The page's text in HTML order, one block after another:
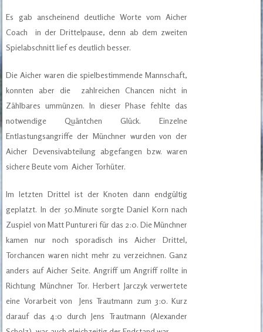
Es gab anscheinend deutliche Worte vom Aicher
Coach in der Drittelpause, denn ab dem zweiten
Spielabschnitt lief es deutlich besser.
Die Aicher waren die spielbestimmende Mannschaft,
konnten aber die zahlreichen Chancen nicht in
Zählbares ummünzen. In dieser Phase fehlte das
notwendige Quäntchen Glück. Einzelne
Entlastungsangriffe der Münchner wurden von der
Aicher Devensivabteilung abgefangen bzw. waren
sichere Beute vom Aicher Torhüter.
Im letzten Drittel ist der Knoten dann endgültig
geplatzt. In der 50.Minute sorgte Daniel Korn nach
Zuspiel von Matt Puntureri für das 2:0. Die Münchner
kamen nur noch sporadisch ins Aicher Drittel,
Torchancen waren nicht mehr zu verzeichnen. Ganz
anders auf Aicher Seite. Angriff um Angriff rollte in
Richtung Münchner Tor. Herbert Jarczyk verwertete
eine Vorarbeit von Jens Trautmann zum 3:0. Kurz
darauf das 4:0 durch Jens Trautmann (Alexander